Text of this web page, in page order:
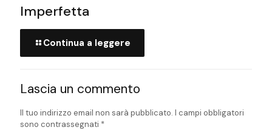
Imperfetta
Continua a leggere
Lascia un commento
Il tuo indirizzo email non sarà pubblicato. I campi obbligatori
sono contrassegnati *